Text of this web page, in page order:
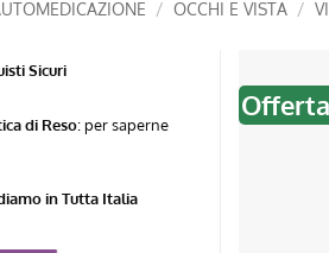
/ OCCHI E VISTA /
Sicuri
di Reso:per saperne
in Tutta Italia